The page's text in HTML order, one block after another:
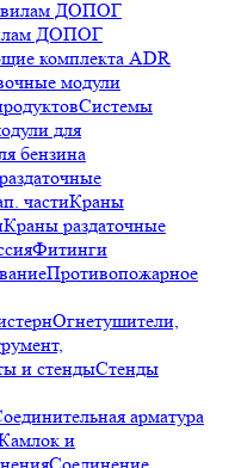
ДОПОГ
комплекта ADR
модули
Системы
для
бензина
частиКраны
Краны раздаточные
Фитинги
Противопожарное
Огнетушители,
и стендыСтенды
арматура
и